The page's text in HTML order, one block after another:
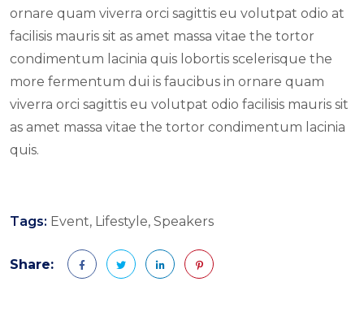
ornare quam viverra orci sagittis eu volutpat odio at
facilisis mauris sit as amet massa vitae the tortor
condimentum lacinia quis lobortis scelerisque the
more fermentum dui is faucibus in ornare quam
viverra orci sagittis eu volutpat odio facilisis mauris sit
as amet massa vitae the tortor condimentum lacinia
quis.
Tags: Event, Lifestyle, Speakers
Share: